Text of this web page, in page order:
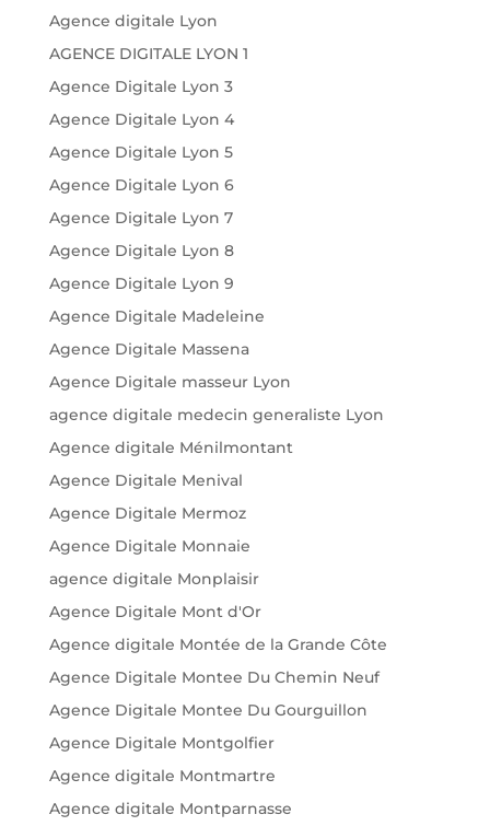
Agence digitale Lyon
AGENCE DIGITALE LYON 1
Agence Digitale Lyon 3
Agence Digitale Lyon 4
Agence Digitale Lyon 5
Agence Digitale Lyon 6
Agence Digitale Lyon 7
Agence Digitale Lyon 8
Agence Digitale Lyon 9
Agence Digitale Madeleine
Agence Digitale Massena
Agence Digitale masseur Lyon
agence digitale medecin generaliste Lyon
Agence digitale Ménilmontant
Agence Digitale Menival
Agence Digitale Mermoz
Agence Digitale Monnaie
agence digitale Monplaisir
Agence Digitale Mont d'Or
Agence digitale Montée de la Grande Côte
Agence Digitale Montee Du Chemin Neuf
Agence Digitale Montee Du Gourguillon
Agence Digitale Montgolfier
Agence digitale Montmartre
Agence digitale Montparnasse